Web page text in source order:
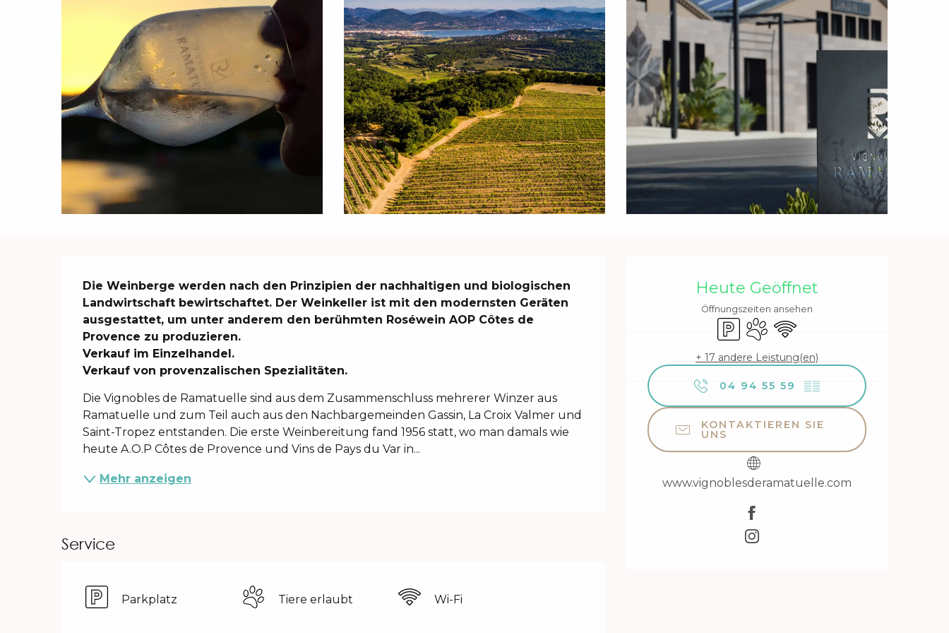
Öffnungszeiten &
Heute Geöffnet
Öffnungszeiten ansehen
ParkplatzTiere erlaubt
Wi-Fi
+ 17 andere Leistung(en)
04 94 55 59 ▒▒
KONTAKTIEREN SIE
UNS
www.vignoblesderamatuelle.com
Beschreibung
Die Weinberge werden nach den Prinzipien der nachhaltigen und biologischen
Landwirtschaft bewirtschaftet. Der Weinkeller ist mit den modernsten Geräten
ausgestattet, um unter anderem den berühmten Roséwein AOP Côtes de
Provence zu produzieren.
Verkauf im Einzelhandel.
Verkauf von provenzalischen Spezialitäten.
Die Vignobles de Ramatuelle sind aus dem Zusammenschluss mehrerer Winzer aus
Ramatuelle und zum Teil auch aus den Nachbargemeinden Gassin, La Croix Valmer und
Saint-Tropez entstanden. Die erste Weinbereitung fand 1956 statt, wo man damals wie
heute A.O.P Côtes de Provence und Vins de Pays du Var in...
Mehr anzeigen
Service
Parkplatz Tiere erlaubt Wi-Fi